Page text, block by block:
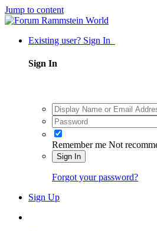
Jump to content
Existing user? Sign In
Sign In
Remember me Not
Sign In
Forgot your password?
Sign Up